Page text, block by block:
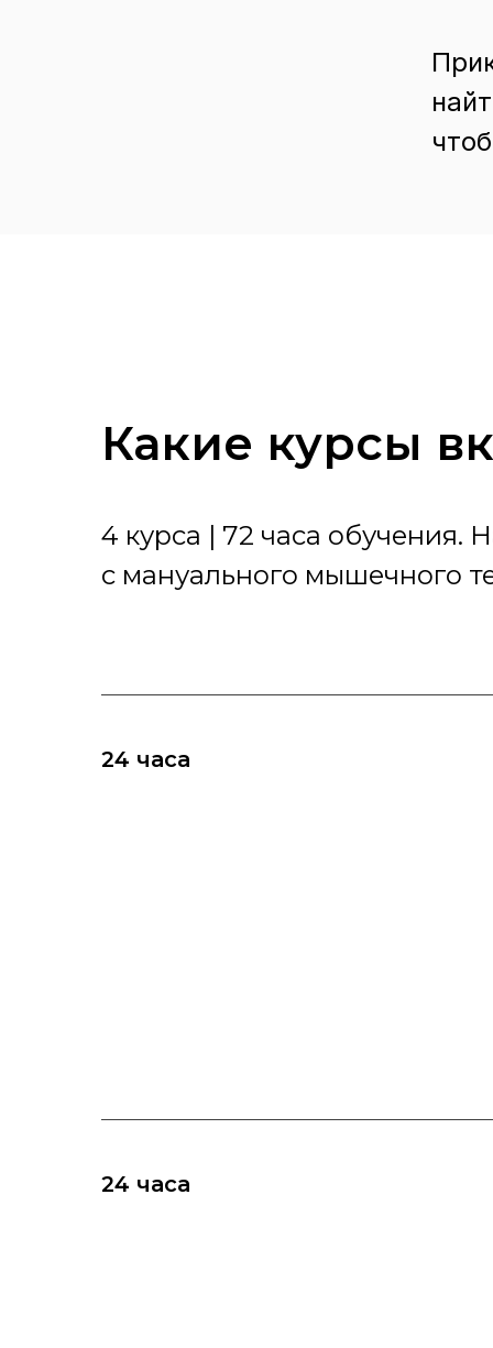
Какие курсы
4 курса | 72 часа обучения.
с мануального мышечного
24 часа
24 часа